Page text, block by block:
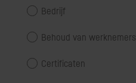
Bedrijf
Behoud van werknemers
Certificaten